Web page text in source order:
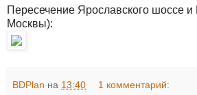
Пересечение Ярославского шоссе
Москвы):
BDPlan на 13:40 1 комментарий: